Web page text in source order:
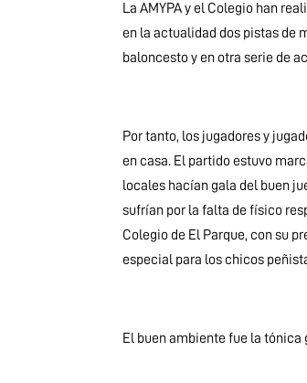
La AMYPA y el Colegio han
en la actualidad dos pistas de
baloncesto y en otra serie de
Por tanto, los jugadores y
en casa. El partido estuvo
locales hacían gala del buen
sufrían por la falta de físico
Colegio de El Parque, con su
especial para los chicos
El buen ambiente fue la